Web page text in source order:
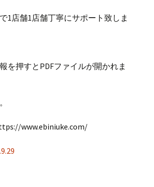
1店舗1店舗丁寧にサポート致しま
を押すとPDFファイルが開かれま
www.ebiniuke.com/